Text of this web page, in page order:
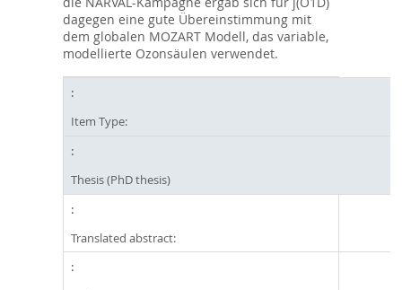
dagegen eine gute Übereinstimmung mit
dem globalen MOZART Modell, das variable,
modellierte Ozonsäulen verwendet.
Item Type:
Thesis (PhD thesis)
Translated abstract: